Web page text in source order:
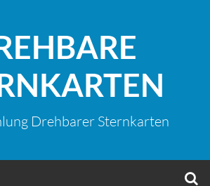
Drehbarer Sternkarten